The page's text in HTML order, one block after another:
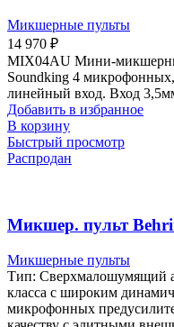
Микшерные пульты
14 970 ₽
MIX04AU Мини-
Soundking 4
линейный вход. Вход
Добавить в избранное
В корзину
Быстрый просмотр
Распродан
Микшер. пульт
Микшерные пульты
Тип: Сверхмалошумящий
класса c широким
микрофонных